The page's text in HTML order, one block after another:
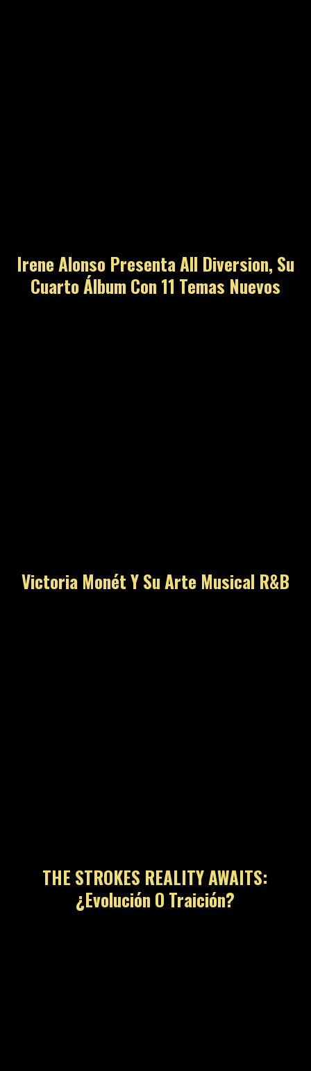
Irene Alonso Presenta All Diversion, Su
Cuarto Álbum Con 11 Temas Nuevos
Victoria Monét Y Su Arte Musical R&B
THE STROKES REALITY AWAITS:
¿Evolución O Traición?